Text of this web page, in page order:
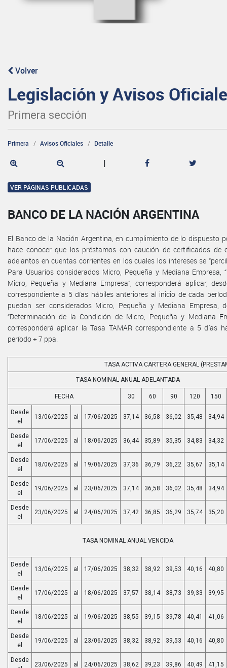
Volver
Legislación y Avisos
Primera sección
Primera Avisos Oficiales Detalle
|
VER PÁGINAS PUBLICADAS
BANCO DE LA NACIÓN ARGENTINA
El Banco de la Nación Argentina, en cumplimiento de lo dispuesto
hace conocer que los préstamos con caución de certificados
adelantos en cuentas corrientes en los cuales los intereses se
Para Usuarios considerados Micro, Pequeña y Mediana Empresa,
Micro, Pequeña y Mediana Empresa”, corresponderá aplicar,
correspondiente a 5 días hábiles anteriores al inicio de cada
puedan ser considerados Micro, Pequeña y Mediana
“Determinación de la Condición de Micro, Pequeña y Mediana
corresponderá aplicar la Tasa TAMAR correspondiente a 5 días
período + 7 ppa.
TASA ACTIVA CARTERA GENERAL
TASA NOMINAL ANUAL ADELANTADA
FECHA 30 60 90 120 150
Desde
el
13/06/2025 al 17/06/2025 37,14 36,58 36,02 35,48 34,94
Desde
el
17/06/2025 al 18/06/2025 36,44 35,89 35,35 34,83 34,32
Desde
el
18/06/2025 al 19/06/2025 37,36 36,79 36,22 35,67 35,14
Desde
el
19/06/2025 al 23/06/2025 37,14 36,58 36,02 35,48 34,94
Desde
el
23/06/2025 al 24/06/2025 37,42 36,85 36,29 35,74 35,20
TASA NOMINAL ANUAL VENCIDA
Desde
el
13/06/2025 al 17/06/2025 38,32 38,92 39,53 40,16 40,80
Desde
el
17/06/2025 al 18/06/2025 37,57 38,14 38,73 39,33 39,95
Desde
el
18/06/2025 al 19/06/2025 38,55 39,15 39,78 40,41 41,06
Desde
el
19/06/2025 al 23/06/2025 38,32 38,92 39,53 40,16 40,80
Desde
23/06/2025 al 24/06/2025 38,62 39,23 39,86 40,49 41,15